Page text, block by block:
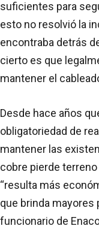
suficientes para
esto no resolvió la
encontraba detrás
cierto es que
mantener el
Desde hace años
obligatoriedad de
mantener las
cobre pierde
“resulta más
que brinda mayores
funcionario de